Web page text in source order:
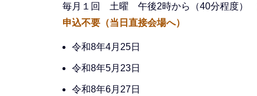
毎月１回 土曜 午後2時から（40分程度）
申込不要（当日直接会場へ）
令和8年4月25日
令和8年5月23日
令和8年6月27日